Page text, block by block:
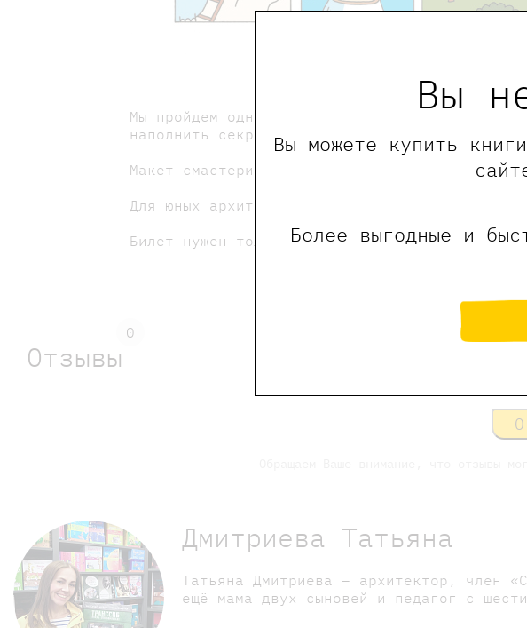
Вы
Вы можете купить
Более выгодные и
Мы пройдем одну из них вместе с юными
наполнить секретиками и загадками.
Макет смастерим из пенопласта, шпажек,
Для юных архитекторов 5-7 лет.
Билет нужен только для ребёнка.
Отзывы
0
Дмитриева Татьяна
Татьяна Дмитриева – архитектор, член
ещё мама двух сыновей и педагог с